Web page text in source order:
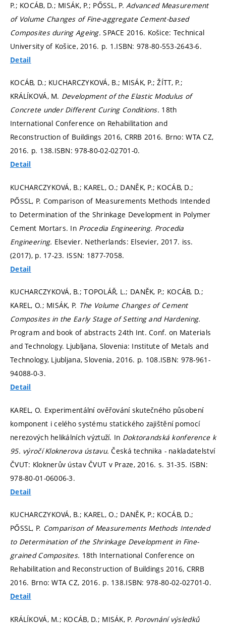
P.; KOCÁB, D.; MISÁK, P.; PŐSSL, P.Advanced Measurement
of Volume Changes of Fine-aggregate Cement-based
Composites during Ageing.SPACE 2016. Košice: Technical
University of Košice, 2016. p. 1.ISBN: 978-80-553-2643-6.
Detail
KOCÁB, D.; KUCHARCZYKOVÁ, B.; MISÁK, P.; ŽÍTT, P.;
KRÁLÍKOVÁ, M. Development of the Elastic Modulus of
Concrete under Different Curing Conditions. 18th
International Conference on Rehabilitation and
Reconstruction of Buildings 2016, CRRB 2016. Brno: WTA CZ,
2016. p. 138.ISBN: 978-80-02-02701-0.
Detail
KUCHARCZYKOVÁ, B.; KAREL, O.; DANĚK, P.; KOCÁB, D.;
PŐSSL, P. Comparison of Measurements Methods Intended
to Determination of the Shrinkage Development in Polymer
Cement Mortars. In Procedia Engineering. Procedia
Engineering. Elsevier. Netherlands: Elsevier, 2017. iss.
(2017), p. 17-23. ISSN: 1877-7058.
Detail
KUCHARCZYKOVÁ, B.; TOPOLÁŘ, L.; DANĚK, P.; KOCÁB, D.;
KAREL, O.; MISÁK, P. The Volume Changes of Cement
Composites in the Early Stage of Setting and Hardening.
Program and book of abstracts 24th Int. Conf. on Materials
and Technology. Ljubljana, Slovenia: Institute of Metals and
Technology, Ljubljana, Slovenia, 2016. p. 108.ISBN: 978-961-
94088-0-3.
Detail
KAREL, O. Experimentální ověřování skutečného působení
komponent i celého systému statického zajištění pomocí
nerezových helikálních výztuží. In Doktorandská konference k
95. výročí Kloknerova ústavu.Česká technika - nakladatelství
ČVUT: Kloknerův ústav ČVUT v Praze, 2016. s. 31-35. ISBN:
978-80-01-06006-3.
Detail
KUCHARCZYKOVÁ, B.; KAREL, O.; DANĚK, P.; KOCÁB, D.;
PŐSSL, P. Comparison of Measurements Methods Intended
to Determination of the Shrinkage Development in Fine-
grained Composites. 18th International Conference on
Rehabilitation and Reconstruction of Buildings 2016, CRRB
2016. Brno: WTA CZ, 2016. p. 138.ISBN: 978-80-02-02701-0.
Detail
KRÁLÍKOVÁ, M.; KOCÁB, D.; MISÁK, P. Porovnání výsledků